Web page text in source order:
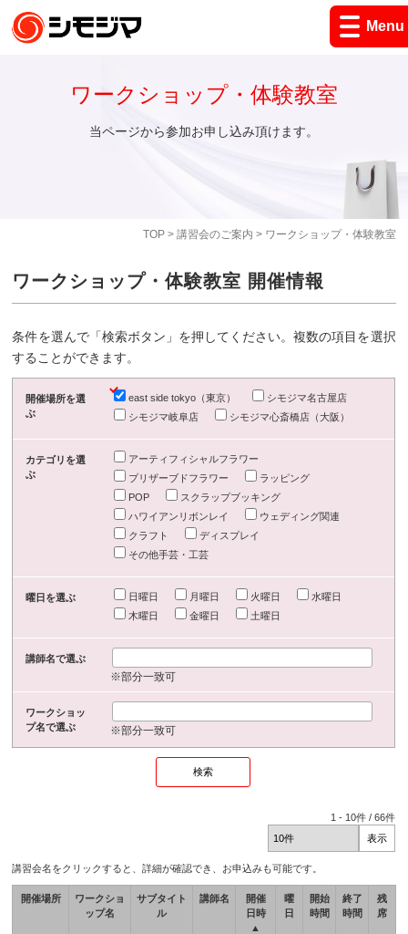
Menu
TOP> 講習会のご案内 > ワークショップ・体験教室
ワークショップ・体験教室
当ページから参加お申し込み頂けます。
ワークショップ・体験教室 開催情報
条件を選んで「検索ボタン」を押してください。複数の項目を選択
することができます。
開催場所を選
ぶ
east side tokyo（東京）
シモジマ名古屋店
シモジマ岐阜店
シモジマ心斎橋店（大阪）
カテゴリを選
ぶ
アーティフィシャルフラワー
プリザーブドフラワー
ラッピング
POP
スクラップブッキング
ハワイアンリボンレイ
ウェディング関連
クラフト
ディスプレイ
その他手芸・工芸
曜日を選ぶ 日曜日 月曜日 火曜日
水曜日
木曜日
金曜日 土曜日
講師名で選ぶ
※部分一致可
ワークショッ
プ名で選ぶ
※部分一致可
1 - 10件 /66件
講習会名をクリックすると、詳細が確認でき、お申込みも可能です。
開催場所
ワークショ
ップ名
サブタイト
ル
講師名
開催
日時
▲
曜
日
開始
時間
終了
時間
残
席